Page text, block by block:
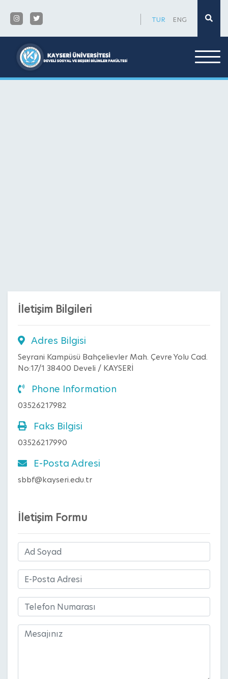
×
TUR ENG
İletişim Bilgileri
Adres Bilgisi
Seyrani Kampüsü Bahçelievler Mah. Çevre Yolu Cad.
No:17/1 38400 Develi / KAYSERİ
Phone Information
03526217982
Faks Bilgisi
03526217990
E-Posta Adresi
sbbf@kayseri.edu.tr
İletişim Formu